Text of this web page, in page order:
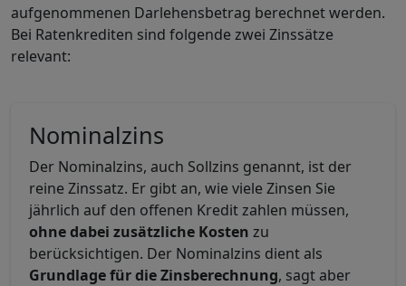
aufgenommenen Darlehensbetrag berechnet werden.
Bei Ratenkrediten sind folgende zwei Zinssätze
relevant:
Nominalzins
Der Nominalzins, auch Sollzins genannt, ist der
reine Zinssatz. Er gibt an, wie viele Zinsen Sie
jährlich auf den offenen Kredit zahlen müssen,
ohne dabei zusätzliche Kosten zu
berücksichtigen. Der Nominalzins dient als
Grundlage für die Zinsberechnung, sagt aber